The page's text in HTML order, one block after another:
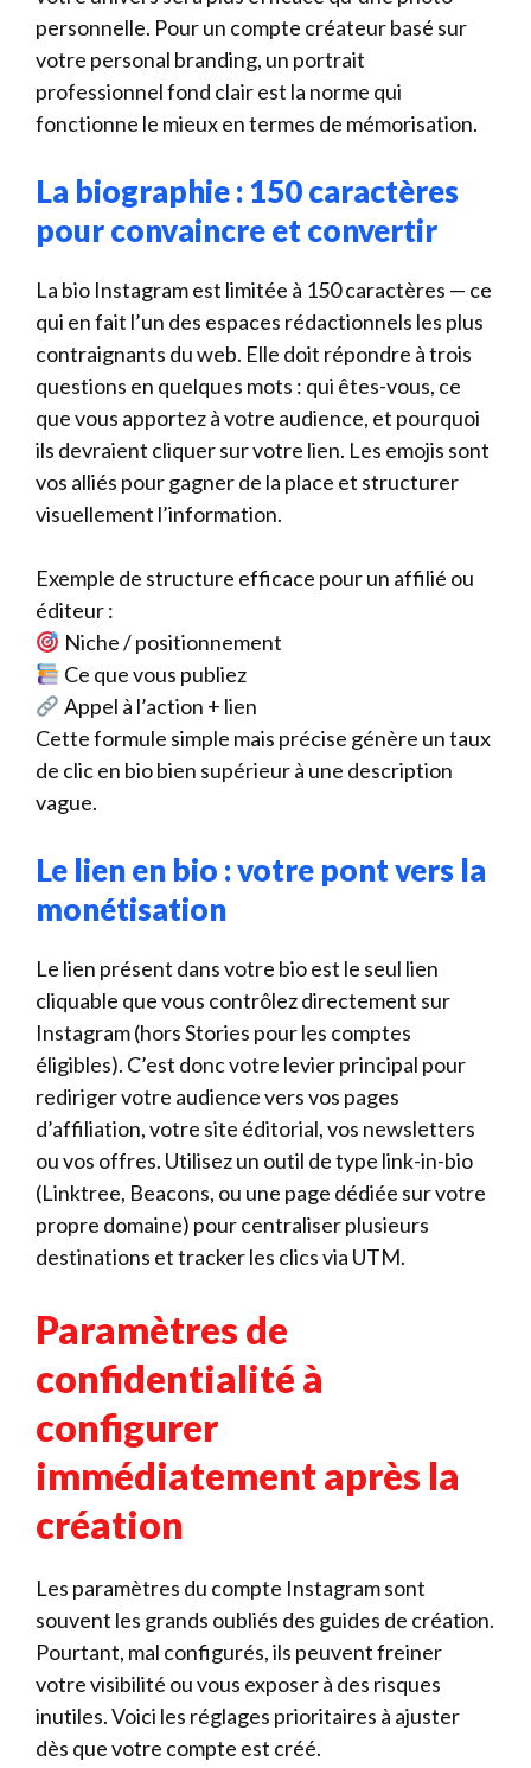
personnelle. Pour un compte créateur basé sur
votre personal branding, un portrait
professionnel fond clair est la norme qui
fonctionne le mieux en termes de mémorisation.
La biographie : 150 caractères
pour convaincre et convertir
La bio Instagram est limitée à 150 caractères — ce
qui en fait l’un des espaces rédactionnels les plus
contraignants du web. Elle doit répondre à trois
questions en quelques mots : qui êtes-vous, ce
que vous apportez à votre audience, et pourquoi
ils devraient cliquer sur votre lien. Les emojis sont
vos alliés pour gagner de la place et structurer
visuellement l’information.
Exemple de structure efficace pour un affilié ou
éditeur :
Niche / positionnement
Ce que vous publiez
Appel à l’action + lien
Cette formule simple mais précise génère un taux
de clic en bio bien supérieur à une description
vague.
Le lien en bio : votre pont vers la
monétisation
Le lien présent dans votre bio est le seul lien
cliquable que vous contrôlez directement sur
Instagram (hors Stories pour les comptes
éligibles). C’est donc votre levier principal pour
rediriger votre audience vers vos pages
d’affiliation, votre site éditorial, vos newsletters
ou vos offres. Utilisez un outil de type link-in-bio
(Linktree, Beacons, ou une page dédiée sur votre
propre domaine) pour centraliser plusieurs
destinations et tracker les clics via UTM.
Paramètres de
confidentialité à
configurer
immédiatement après la
création
Les paramètres du compte Instagram sont
souvent les grands oubliés des guides de création.
Pourtant, mal configurés, ils peuvent freiner
votre visibilité ou vous exposer à des risques
inutiles. Voici les réglages prioritaires à ajuster
dès que votre compte est créé.